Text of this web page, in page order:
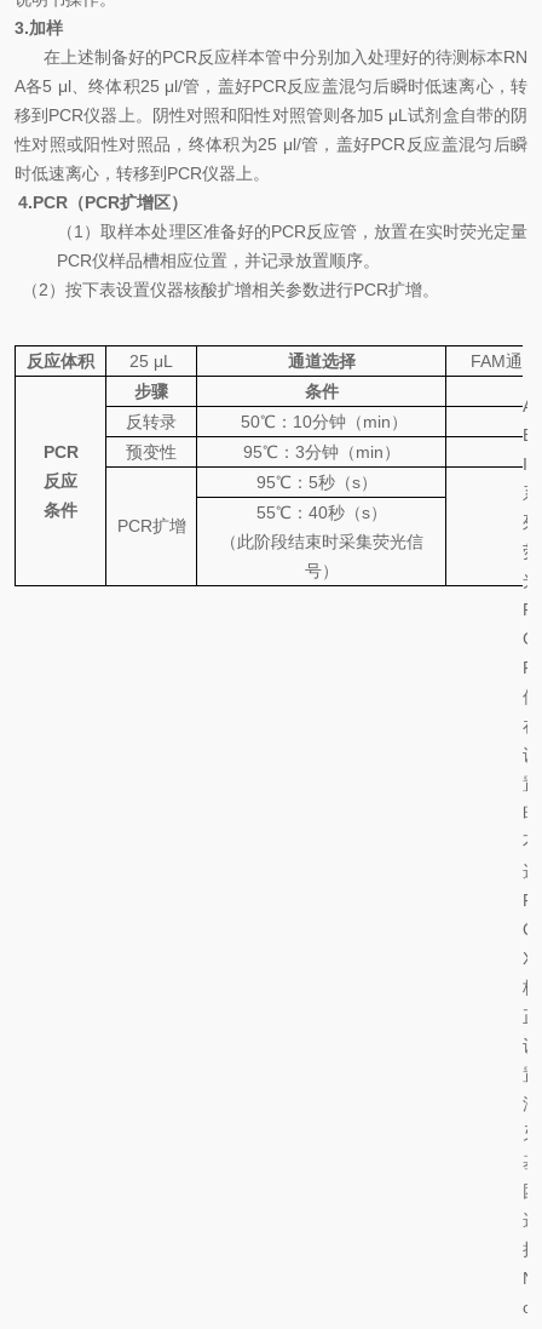
3.加样
在上述制备好的PCR反应样本管中分别加入处理好的待测标本RN
A各5 μl、终体积25 μl/管，盖好PCR反应盖混匀后瞬时低速离心，转
移到 PCR仪器上。阴性对照和阳性对照管则各加5 μL试剂盒自带的阴
性对照或阳性对照品，终体积为25 μl/管，盖好PCR 反应盖混匀后瞬
时低速离心，转移到 PCR仪器上。
4.PCR （PCR扩增区）
（1 ）取样本处理区准备好的PCR反应管，放置在实时荧光定量
PCR仪样品槽相应位置，并记录放置顺序。
（2）按下表设置仪器核酸扩增相关参数进行PCR扩增。
反应体积 25 μL 通道选择 FAM通
PCR
反应
条件
步骤
条件
反转录
50℃ ： 10分钟（min）
预变性
95℃ ： 3分钟（min）
PCR扩增
95℃ ： 5秒（s）
55℃ ： 40秒（s）
（此阶段结束时采集荧光信
号）
A
B
I
系
列
荧
光
P
C
R
仪
在
设
置
时
不
选
R
O
X
校
设
置
淬
灭
基
团
选
择
N
o